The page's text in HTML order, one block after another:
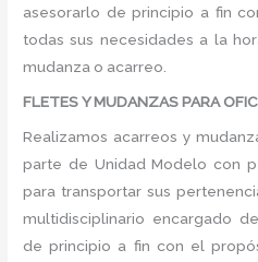
asesorarlo de principio a fin
todas sus necesidades a la
mudanza o acarreo.
FLETES Y MUDANZAS PARA
Realizamos acarreos y
parte de Unidad Modelo con
para transportar sus
multidisciplinario encargado
de principio a fin con el